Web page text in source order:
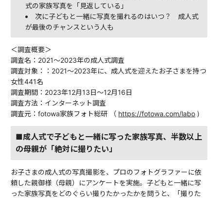
式の家族写真を「見返している」
次に子どもと一緒に写真を撮れるのはいつ？ 成人式
が最後のチャンスという人も
＜調査概要＞
調査名：2021〜2023年の成人式調査
調査対象：：2021〜2023年に、成人式を迎えたお子さまを持つ
女性441名
調査期間：2023年12月13日〜12月16日
調査方法：インターネット調査
調査元：fotowa家族フォト総研 （ https://fotowa.com/labo )
■成人式で子どもと一緒に写った家族写真、半数以上
の母親が「絶対に撮りたい」
お子さまの成人式の写真撮影を、プロのフォトグラファーに依
頼した親御様（母親）にアンケートを実施。子どもと一緒に写
った家族写真をどのぐらい撮りたかったかを問うと、「撮りた